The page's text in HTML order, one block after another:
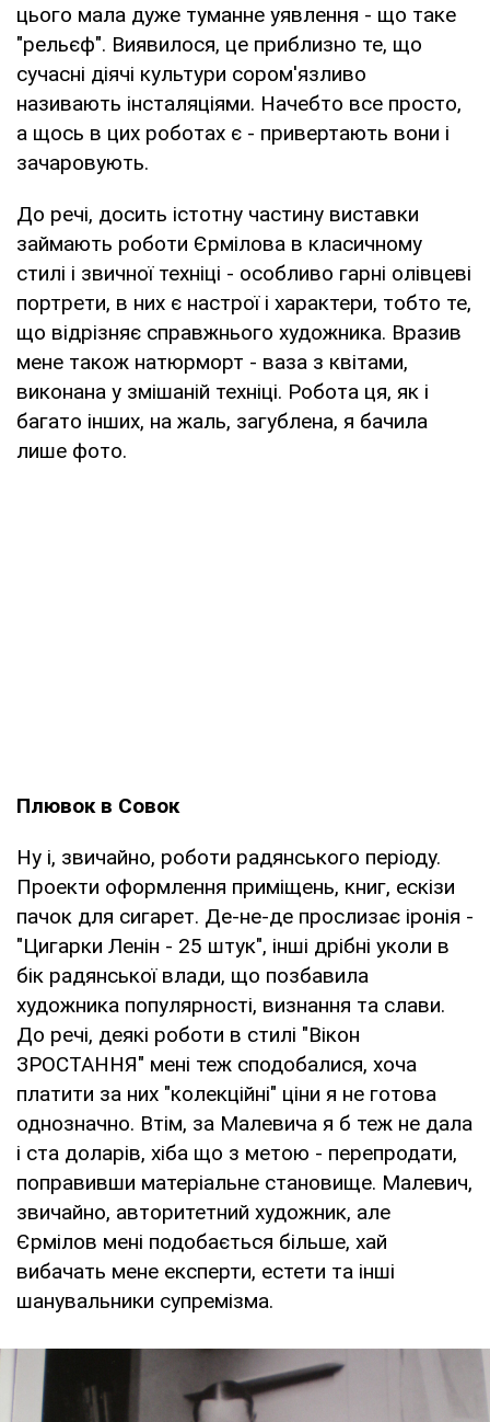
цього мала дуже туманне уявлення - що таке
"рельєф". Виявилося, це приблизно те, що
сучасні діячі культури сором'язливо
називають інсталяціями. Начебто все просто,
а щось в цих роботах є - привертають вони і
зачаровують.
До речі, досить істотну частину виставки
займають роботи Єрмілова в класичному
стилі і звичної техніці - особливо гарні олівцеві
портрети, в них є настрої і характери, тобто те,
що відрізняє справжнього художника. Вразив
мене також натюрморт - ваза з квітами,
виконана у змішаній техніці. Робота ця, як і
багато інших, на жаль, загублена, я бачила
лише фото.
Плювок в Совок
Ну і, звичайно, роботи радянського періоду.
Проекти оформлення приміщень, книг, ескізи
пачок для сигарет. Де-не-де прослизає іронія -
"Цигарки Ленін - 25 штук", інші дрібні уколи в
бік радянської влади, що позбавила
художника популярності, визнання та слави.
До речі, деякі роботи в стилі "Вікон
ЗРОСТАННЯ" мені теж сподобалися, хоча
платити за них "колекційні" ціни я не готова
однозначно. Втім, за Малевича я б теж не дала
і ста доларів, хіба що з метою - перепродати,
поправивши матеріальне становище. Малевич,
звичайно, авторитетний художник, але
Єрмілов мені подобається більше, хай
вибачать мене експерти, естети та інші
шанувальники супремізма.